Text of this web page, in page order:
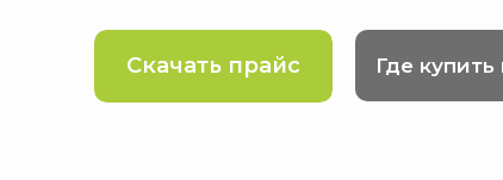
Где купить
Скачать прайс